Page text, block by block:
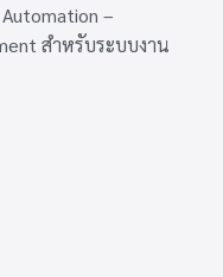
–
สำหรับระบบงาน